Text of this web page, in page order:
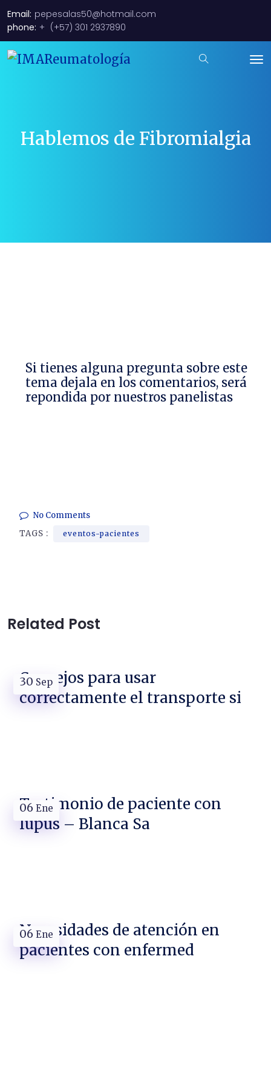
Email: pepesalas50@hotmail.com
phone: + (+57) 301 2937890
Hablemos de Fibromialgia
Si tienes alguna pregunta sobre este
tema dejala en los comentarios, será
repondida por nuestros panelistas
No Comments
TAGS :
eventos-pacientes
Related Post
30 Sep
Consejos para usar
correctamente el transporte si
06 Ene
Testimonio de paciente con
lupus – Blanca Sa
06 Ene
Necesidades de atención en
pacientes con enfermed